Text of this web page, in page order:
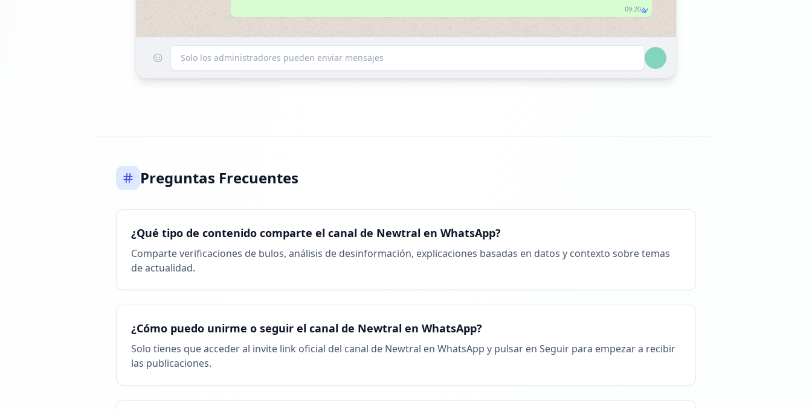
09:20
☺ Solo los administradores pueden enviar mensajes
Preguntas Frecuentes
¿Qué tipo de contenido comparte el canal de Newtral en WhatsApp?
Comparte verificaciones de bulos, análisis de desinformación, explicaciones basadas en datos y contexto sobre temas
de actualidad.
¿Cómo puedo unirme o seguir el canal de Newtral en WhatsApp?
Solo tienes que acceder al invite link oficial del canal de Newtral en WhatsApp y pulsar en Seguir para empezar a recibir
las publicaciones.